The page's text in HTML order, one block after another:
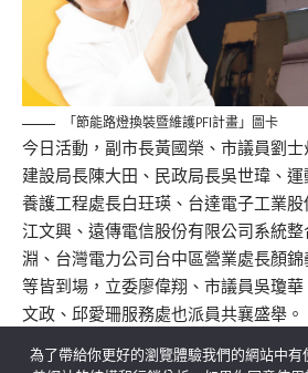
「節能路燈換裝暨維護PFI計畫」圖卡
今日活動，副市長黃國榮、市議員劉士
建設局長陳大田、民政局長吳世瑋、
養護工程處長白玨瑛、台達電子工業
江文興、遠傳電信股份有限公司系統
淵、台灣電力公司台中區營業處長顏
等皆到場，立委廖偉翔、市議員吳瓊
文政、邱愛珊服務處也派員共襄盛舉。
為了帶給你更好的瀏覽體驗我們的網站中